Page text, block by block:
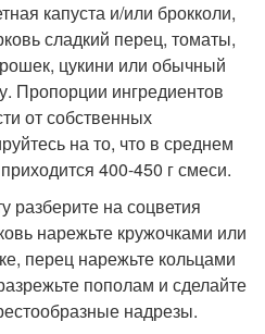
капуста и/или брокколи,
сладкий перец, томаты,
цукини или обычный
Пропорции ингредиентов
от собственных
на то, что в среднем
400-450 г смеси.
разберите на соцветия
нарежьте кружочками или
перец нарежьте кольцами
пополам и сделайте
надрезы.